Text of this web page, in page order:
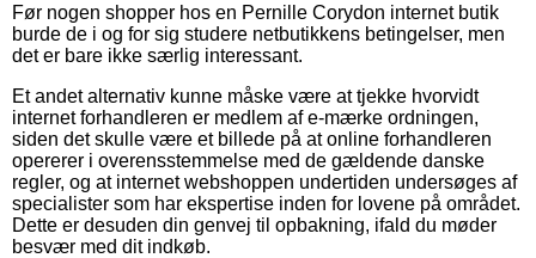
Før nogen shopper hos en Pernille Corydon internet butik
burde de i og for sig studere netbutikkens betingelser, men
det er bare ikke særlig interessant.
Et andet alternativ kunne måske være at tjekke hvorvidt
internet forhandleren er medlem af e-mærke ordningen,
siden det skulle være et billede på at online forhandleren
opererer i overensstemmelse med de gældende danske
regler, og at internet webshoppen undertiden undersøges af
specialister som har ekspertise inden for lovene på området.
Dette er desuden din genvej til opbakning, ifald du møder
besvær med dit indkøb.